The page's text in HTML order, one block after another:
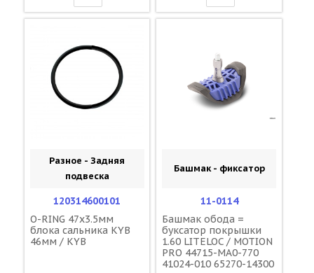
Разное - Задняя
подвеска
120314600101
O-RING 47x3.5мм
блока сальника KYB
46мм / KYB
Башмак - фиксатор
11-0114
Башмак обода =
буксатор покрышки
1.60 LITELOC / MOTION
PRO 44715-MA0-770
41024-010 65270-14300